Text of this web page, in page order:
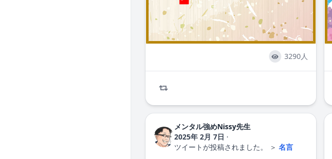
3290人
メンタル強めNissy先生
2025年 2月 7日 ·
ツイートが投稿されました。
＞ 名言